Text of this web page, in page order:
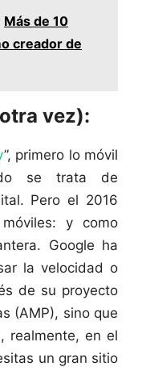
Más de 10
creador de
vez):
”, primero lo móvil
se trata de
Pero el 2016
y como
Google ha
la velocidad o
de su proyecto
(AMP), sino que
realmente, en el
un gran sitio